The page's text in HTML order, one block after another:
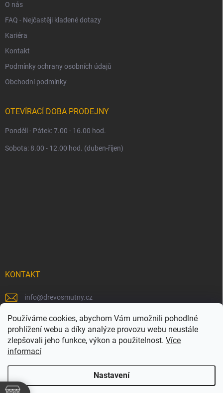
Používáme cookies, abychom Vám umožnili pohodlné
prohlížení webu a díky analýze provozu webu neustále
zlepšovali jeho funkce, výkon a použitelnost. Více
informací
Nastavení
O nás
FAQ - Nejčastěji kladené dotazy
Kariéra
Kontakt
Podmínky ochrany osobních údajů
Obchodní podmínky
OTEVÍRACÍ DOBA PRODEJNY
Pondělí - Pátek: 7.00 - 16.00 hod.
Sobota: 8.00 - 12.00 hod. (duben-říjen)
KONTAKT
info@drevosmutny.cz
+420 725 710 840
https://www.facebook.com/drevosmutny/
drevosmutny/